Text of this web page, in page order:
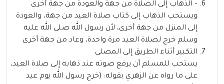
– الذهاب إلى الصلاة من جهة والعودة من جهة أخرى
ويستحب الذهاب إلى كتاب صلاة العيد من جهة، والعودة
إلى المنزل من جهة أخرى، لأن رسول الله صلى الله عليه
وسلم خرج لصلاة العيد مرة واحدة، وعاد من جهة أخرى
التكبير أثناء الطريق إلى المصلى
يستحب للمسلم أن يرفع صوته عند ذهابه إلى صلاة العيد،
على ما رواه عن الزهري بقوله: (خرج رسول الله يوم عيد